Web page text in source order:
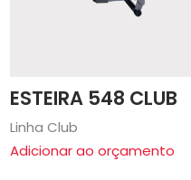
ESTEIRA 548 CLUB
Linha Club
Adicionar ao orçamento